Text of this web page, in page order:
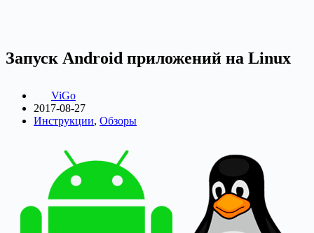
Запуск Android приложений на Linux
ViGo
2017-08-27
Инструкции, Обзоры